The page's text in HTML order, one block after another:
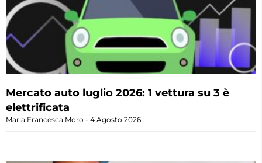
Mercato auto luglio 2026: 1 vettura su 3 è
elettrificata
Maria Francesca Moro 4 Agosto 2026